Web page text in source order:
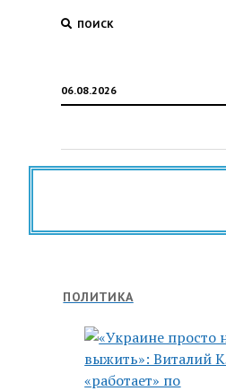
ПОИСК
06.08.2026
ПОЛИТИКА